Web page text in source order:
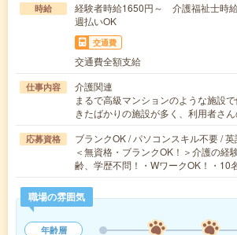
時給
経験者時給1650円～ 介護福祉士時
週払いOK
交通費
交通費全額支給
仕事内容
介護関連
まるで高級マンションのような施設
きたばかりの施設が多く、利用者さ
応募資格
ブランクOK / パソコンスキル不要 /
＜無資格・ブランクOK！＞介護の経
齢、学歴不問！・WワークOK！・10
職場の雰囲気
年齢層